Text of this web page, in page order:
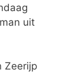
uit
Zeerijp